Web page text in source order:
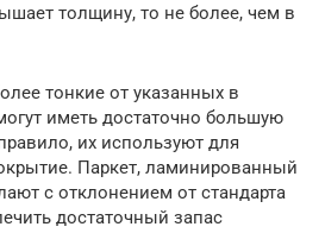
толщину, то не более, чем в
тонкие от указанных в
иметь достаточно большую
их используют для
Паркет, ламинированный
с отклонением от стандарта
достаточный запас